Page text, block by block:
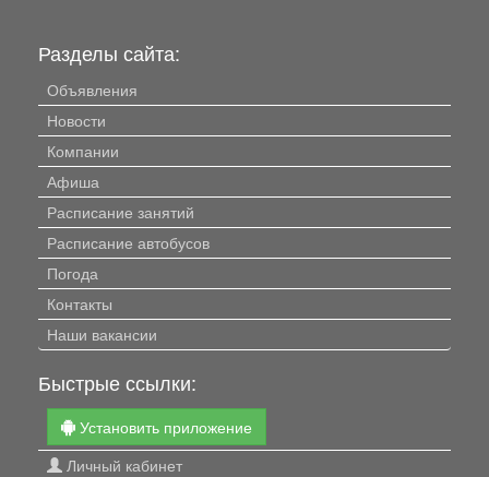
Разделы сайта:
Объявления
Новости
Компании
Афиша
Расписание занятий
Расписание автобусов
Погода
Контакты
Наши вакансии
Быстрые ссылки:
Установить приложение
Личный кабинет